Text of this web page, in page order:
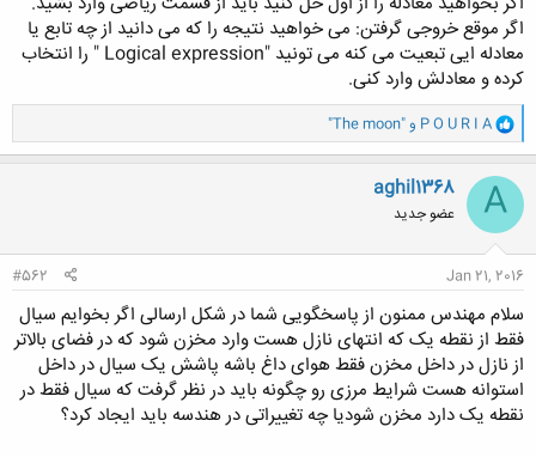
کلیک کنید تا باز شود...
اگر موقع خروجی گرفتن: می خواهید نتیجه را که می دانید از چه تابع یا
معادله ایی تبعیت می کنه می تونید "Logical expression " را انتخاب
کرده و معادلش وارد کنی.
و
ا
ک
ن
ش
ه
ا
P O U R I A و "The moon"
A
aghil1368
عضو جدید
Jan 21, 2016
#562
سلام مهندس ممنون از پاسخگویی شما در شکل ارسالی اگر بخوایم سیال
فقط از نقطه یک که انتهای نازل هست وارد مخزن شود که در فضای بالاتر
از نازل در داخل مخزن فقط هوای داغ باشه پاشش یک سیال در داخل
استوانه هست شرایط مرزی رو چگونه باید در نظر گرفت که سیال فقط در
نقطه یک دارد مخزن شودیا چه تغییراتی در هندسه باید ایجاد کرد؟